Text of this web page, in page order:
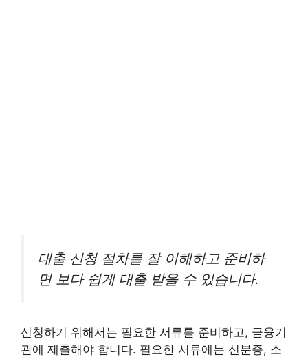
대출 신청 절차를 잘 이해하고 준비하
면 보다 쉽게 대출 받을 수 있습니다.
신청하기 위해서는 필요한 서류를 준비하고, 금융기
관에 제출해야 합니다. 필요한 서류에는 신분증, 소